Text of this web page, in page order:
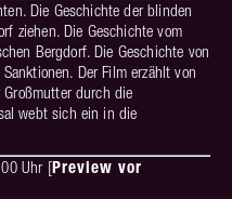
Die Geschichte der blinden
ziehen. Die Geschichte vom
Bergdorf. Die Geschichte von
Der Film erzählt von
durch die
webt sich ein in die
Uhr [Preview vor